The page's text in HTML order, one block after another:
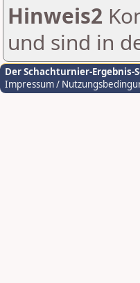
Hinweis2
und sind in
Der Schachturnier-Ergebnis-
Impressum /